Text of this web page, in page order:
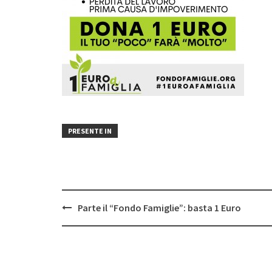
PRESENTE IN
Post
navigation
Parte il “Fondo Famiglie”: basta 1 Euro